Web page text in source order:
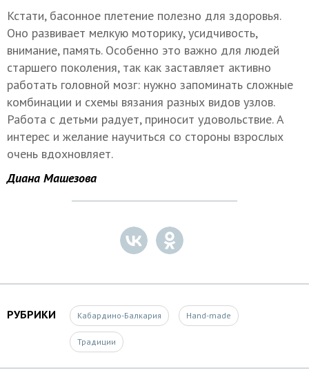
Кстати, басонное плетение полезно для здоровья.
Оно развивает мелкую моторику, усидчивость,
внимание, память. Особенно это важно для людей
старшего поколения, так как заставляет активно
работать головной мозг: нужно запоминать сложные
комбинации и схемы вязания разных видов узлов.
Работа с детьми радует, приносит удовольствие. А
интерес и желание научиться со стороны взрослых
очень вдохновляет.
Диана Машезова
РУБРИКИ Кабардино-Балкария Hand-made
Традиции